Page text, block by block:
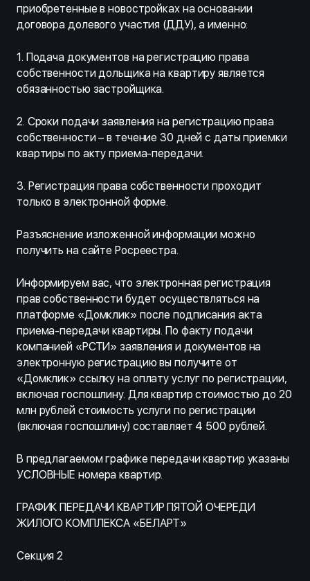
приобретенные в новостройках на основании
договора долевого участия (ДДУ), а именно:
1. Подача документов на регистрацию права
собственности дольщика на квартиру является
обязанностью застройщика.
2. Сроки подачи заявления на регистрацию права
собственности – в течение 30 дней с даты приемки
квартиры по акту приема-передачи.
3. Регистрация права собственности проходит
только в электронной форме.
Разъяснение изложенной информации можно
получить на сайте Росреестра.
Информируем вас, что электронная регистрация
прав собственности будет осуществляться на
платформе «Домклик» после подписания акта
приема-передачи квартиры. По факту подачи
компанией «РСТИ» заявления и документов на
электронную регистрацию вы получите от
«Домклик» ссылку на оплату услуг по регистрации,
включая госпошлину. Для квартир стоимостью до 20
млн рублей стоимость услуги по регистрации
(включая госпошлину) составляет 4 500 рублей.
В предлагаемом графике передачи квартир указаны
УСЛОВНЫЕ номера квартир.
ГРАФИК ПЕРЕДАЧИ КВАРТИР ПЯТОЙ ОЧЕРЕДИ
ЖИЛОГО КОМПЛЕКСА «БЕЛАРТ»
Секция 2